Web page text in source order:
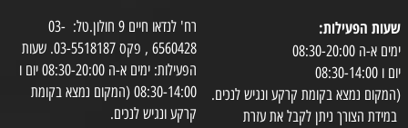
שעות הפעילות:
ימים א-ה 08:30-20:00
יום ו 08:30-14:00
(המקום נמצא בקומת קרקע ונגיש לנכים.
במידת הצורך ניתן לקבל את עזרת
רח' לנדאו חיים 9 חולון.טל: 03-
6560428 , פקס 03-5518187. שעות
הפעילות: ימים א-ה 08:30-20:00 יום ו
08:30-14:00 (המקום נמצא בקומת
קרקע ונגיש לנכים.